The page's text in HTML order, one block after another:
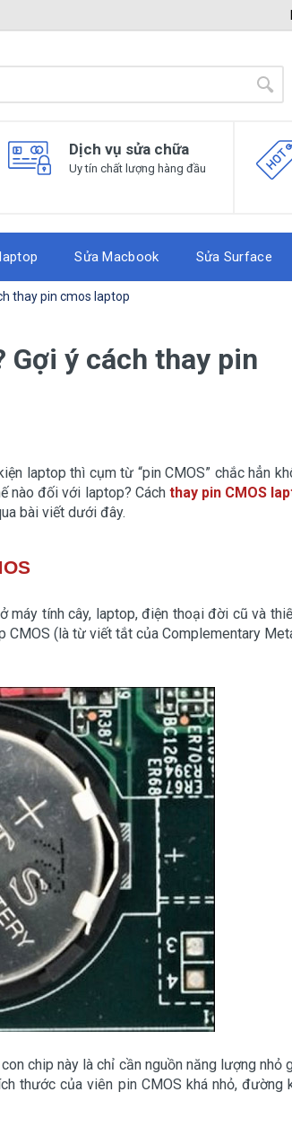
Dịch vụ sửa chữa
Uy tín chất lượng hàng đầu
Sửa Macbook Sửa Surface
thay pin cmos laptop
Gợi ý cách thay pin
laptop thì cụm từ “pin CMOS” chắc hẳn
nào đối với laptop? Cách thay pin CMOS
bài viết dưới đây.
máy tính cây, laptop, điện thoại đời cũ và
CMOS (là từ viết tắt của Complementary
chip này là chỉ cần nguồn năng lượng nhỏ
thước của viên pin CMOS khá nhỏ, đường